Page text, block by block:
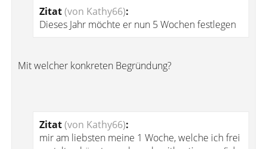
Zitat(von Kathy66):
Dieses Jahr möchte er nun 5 Wochen festlegen
Mit welcher konkreten Begründung?
Zitat(von Kathy66):
mir am liebsten meine 1 Woche, welche ich frei